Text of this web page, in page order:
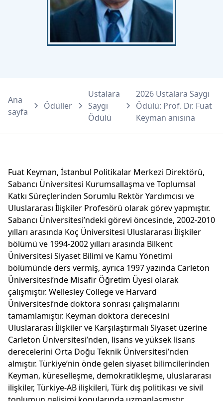
Ana
sayfa
Ödüller
Ustalara
Saygı
Ödülü
2026 Ustalara Saygı
Ödülü: Prof. Dr. Fuat
Keyman anısına
Fuat Keyman, İstanbul Politikalar Merkezi Direktörü,
Sabancı Üniversitesi Kurumsallaşma ve Toplumsal
Katkı Süreçlerinden Sorumlu Rektör Yardımcısı ve
Uluslararası İlişkiler Profesörü olarak görev yapmıştır.
Sabancı Üniversitesi’ndeki görevi öncesinde, 2002-2010
yılları arasında Koç Üniversitesi Uluslararası İlişkiler
bölümü ve 1994-2002 yılları arasında Bilkent
Üniversitesi Siyaset Bilimi ve Kamu Yönetimi
bölümünde ders vermiş, ayrıca 1997 yazında Carleton
Üniversitesi’nde Misafir Öğretim Üyesi olarak
çalışmıştır. Wellesley College ve Harvard
Üniversitesi’nde doktora sonrası çalışmalarını
tamamlamıştır. Keyman doktora derecesini
Uluslararası İlişkiler ve Karşılaştırmalı Siyaset üzerine
Carleton Üniversitesi’nden, lisans ve yüksek lisans
derecelerini Orta Doğu Teknik Üniversitesi’nden
almıştır. Türkiye’nin önde gelen siyaset bilimcilerinden
Keyman, küreselleşme, demokratikleşme, uluslararası
ilişkiler, Türkiye-AB ilişkileri, Türk dış politikası ve sivil